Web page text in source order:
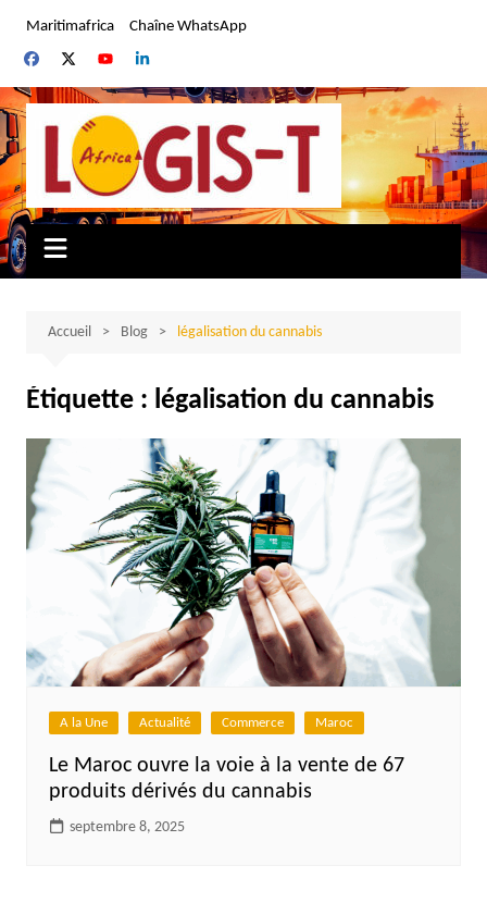
contenu
Maritimafrica Chaîne WhatsApp
Accueil Blog légalisation du cannabis
Étiquette : légalisation du cannabis
A la Une Actualité Commerce Maroc
Le Maroc ouvre la voie à la vente de 67
produits dérivés du cannabis
septembre 8, 2025